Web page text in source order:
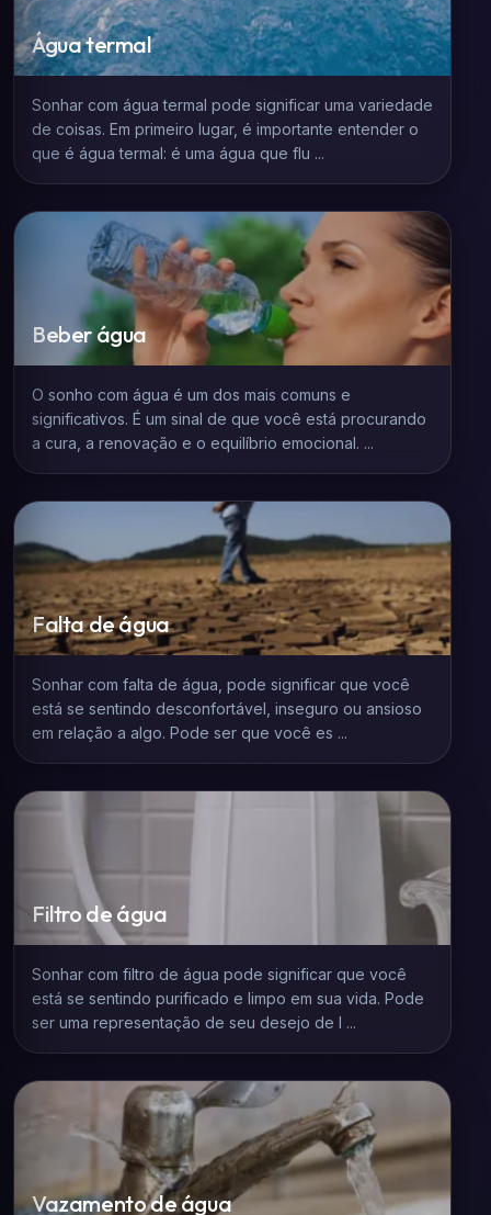
Água termal
Sonhar com água termal pode significar uma variedade
de coisas. Em primeiro lugar, é importante entender o
que é água termal: é uma água que flu ...
Beber água
O sonho com água é um dos mais comuns e
significativos. É um sinal de que você está procurando
a cura, a renovação e o equilíbrio emocional. ...
Falta de água
Sonhar com falta de água, pode significar que você
está se sentindo desconfortável, inseguro ou ansioso
em relação a algo. Pode ser que você es ...
Filtro de água
Sonhar com filtro de água pode significar que você
está se sentindo purificado e limpo em sua vida. Pode
ser uma representação de seu desejo de l ...
Vazamento de água